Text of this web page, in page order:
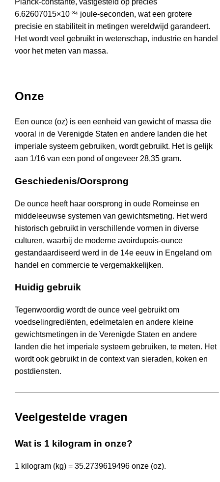
Planck-constante, vastgesteld op precies
6.62607015×10⁻³⁴ joule-seconden, wat een grotere
precisie en stabiliteit in metingen wereldwijd garandeert.
Het wordt veel gebruikt in wetenschap, industrie en handel
voor het meten van massa.
Onze
Een ounce (oz) is een eenheid van gewicht of massa die
vooral in de Verenigde Staten en andere landen die het
imperiale systeem gebruiken, wordt gebruikt. Het is gelijk
aan 1/16 van een pond of ongeveer 28,35 gram.
Geschiedenis/Oorsprong
De ounce heeft haar oorsprong in oude Romeinse en
middeleeuwse systemen van gewichtsmeting. Het werd
historisch gebruikt in verschillende vormen in diverse
culturen, waarbij de moderne avoirdupois-ounce
gestandaardiseerd werd in de 14e eeuw in Engeland om
handel en commercie te vergemakkelijken.
Huidig gebruik
Tegenwoordig wordt de ounce veel gebruikt om
voedselingrediënten, edelmetalen en andere kleine
gewichtsmetingen in de Verenigde Staten en andere
landen die het imperiale systeem gebruiken, te meten. Het
wordt ook gebruikt in de context van sieraden, koken en
postdiensten.
Veelgestelde vragen
Wat is 1 kilogram in onze?
1 kilogram (kg) = 35.2739619496 onze (oz).